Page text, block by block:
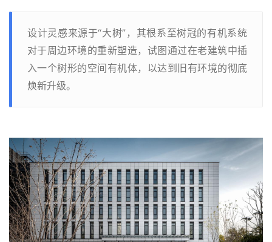
设计灵感来源于“大树”，其根系至树冠的有机系统
对于周边环境的重新塑造，试图通过在老建筑中插
入一个树形的空间有机体，以达到旧有环境的彻底
焕新升级。